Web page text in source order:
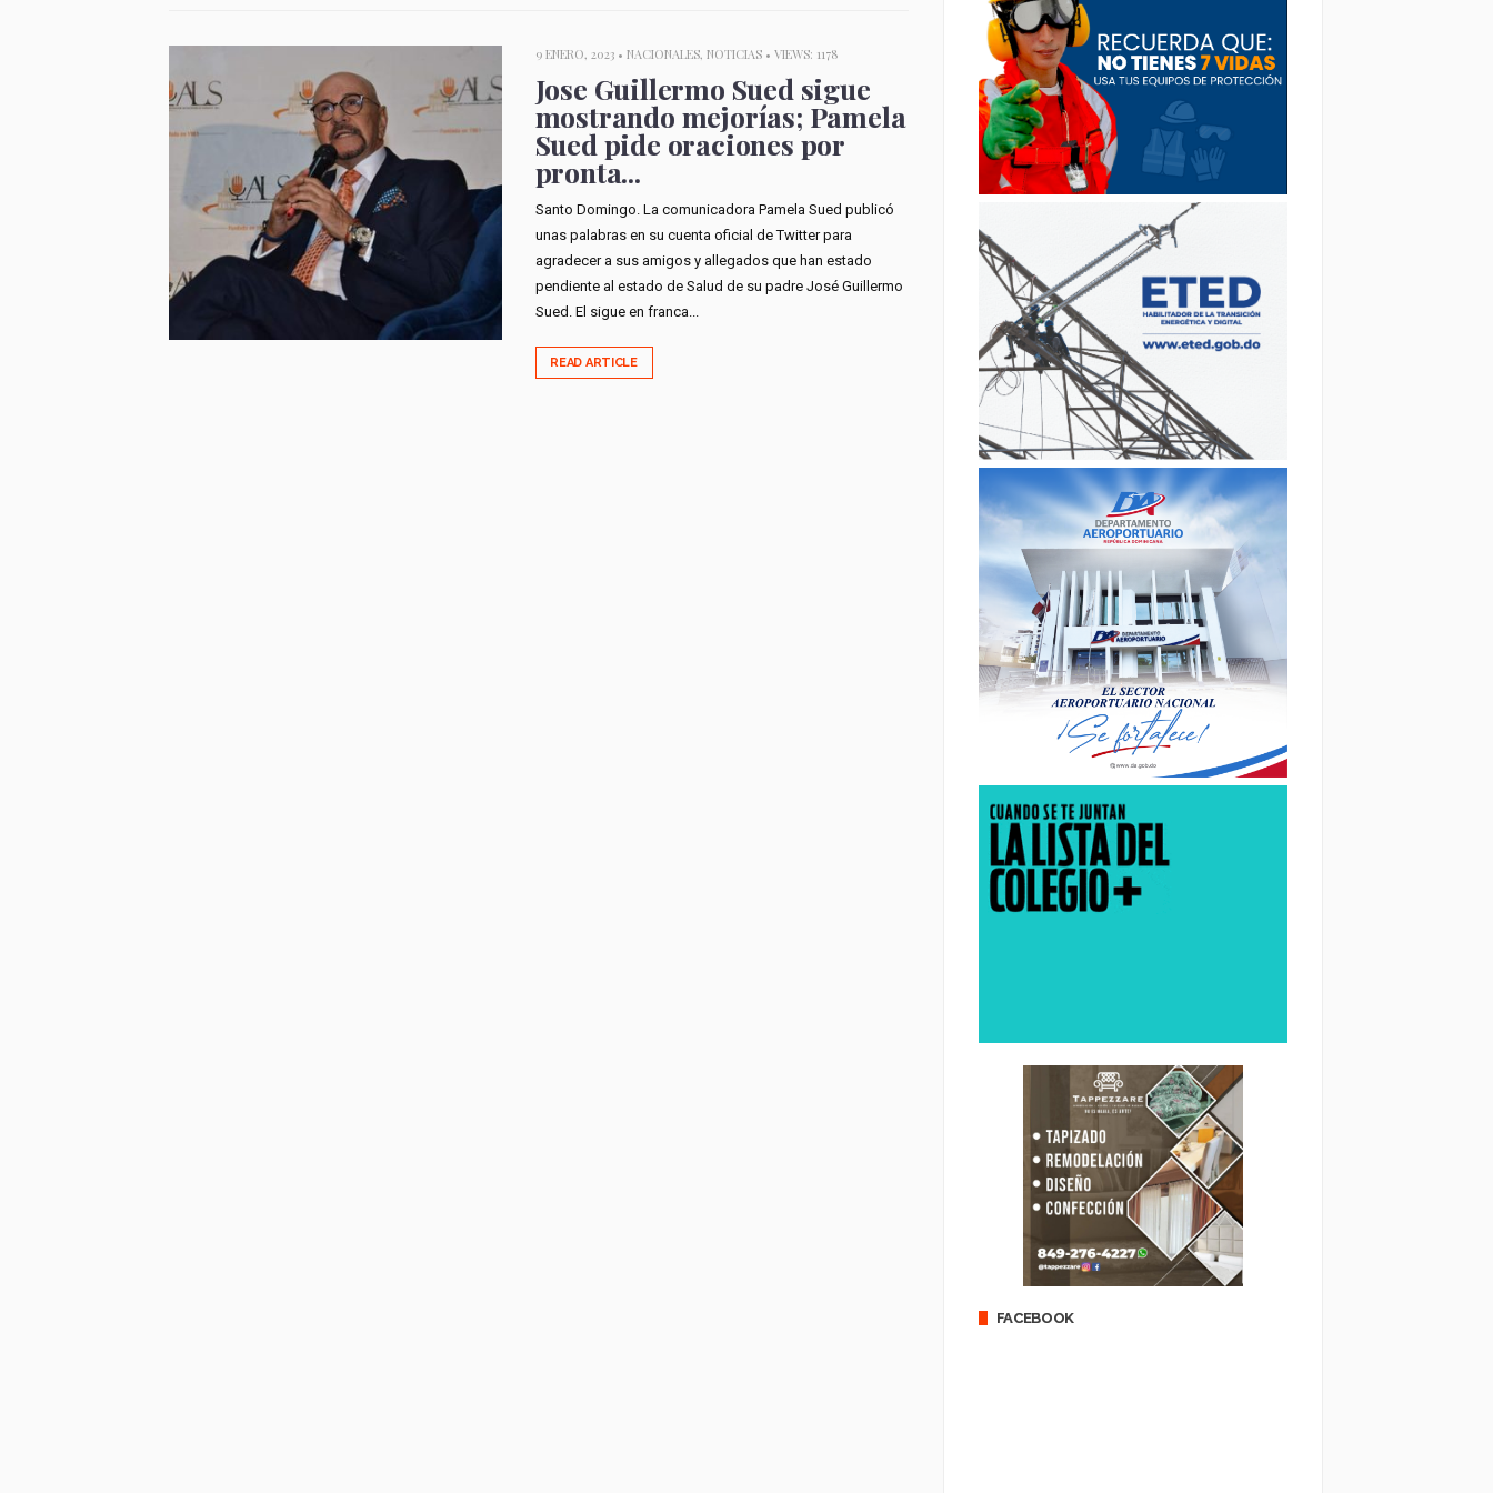
9 ENERO, 2023 • NACIONALES, NOTICIAS• VIEWS: 1178
Jose Guillermo Sued sigue
mostrando mejorías; Pamela
Sued pide oraciones por
pronta...
Santo Domingo. La comunicadora Pamela Sued publicó
unas palabras en su cuenta oficial de Twitter para
agradecer a sus amigos y allegados que han estado
pendiente al estado de Salud de su padre José Guillermo
Sued. El sigue en franca...
READ ARTICLE
FACEBOOK